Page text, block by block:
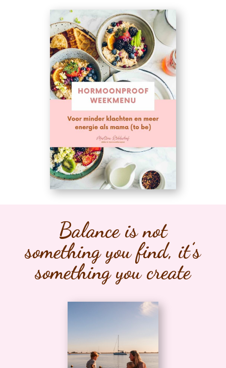
Balance is not
something you find, it’s
something you create